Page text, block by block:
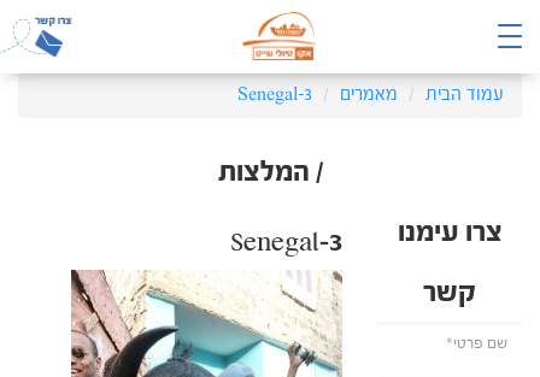
עמוד הבית מאמרים Senegal-3
/ המלצות
צרו עימנו
קשר
Senegal-3